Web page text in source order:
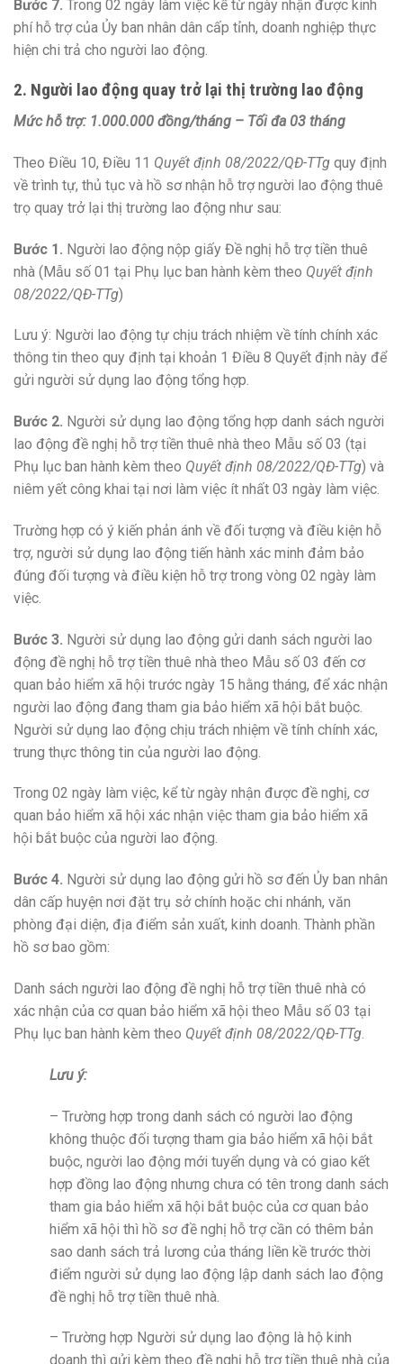
Bước 7. Trong 02 ngày làm việc kể từ ngày nhận được kinh
phí hỗ trợ của Ủy ban nhân dân cấp tỉnh, doanh nghiệp thực
hiện chi trả cho người lao động.
2. Người lao động quay trở lại thị trường lao động
Mức hỗ trợ: 1.000.000 đồng/tháng – Tối đa 03 tháng
Theo Điều 10, Điều 11 Quyết định 08/2022/QĐ-TTg quy định
về trình tự, thủ tục và hồ sơ nhận hỗ trợ người lao động thuê
trọ quay trở lại thị trường lao động như sau:
Bước 1. Người lao động nộp giấy Đề nghị hỗ trợ tiền thuê
nhà (Mẫu số 01 tại Phụ lục ban hành kèm theo Quyết định
08/2022/QĐ-TTg)
Lưu ý: Người lao động tự chịu trách nhiệm về tính chính xác
thông tin theo quy định tại khoản 1 Điều 8 Quyết định này để
gửi người sử dụng lao động tổng hợp.
Bước 2. Người sử dụng lao động tổng hợp danh sách người
lao động đề nghị hỗ trợ tiền thuê nhà theo Mẫu số 03 (tại
Phụ lục ban hành kèm theo Quyết định 08/2022/QĐ-TTg) và
niêm yết công khai tại nơi làm việc ít nhất 03 ngày làm việc.
Trường hợp có ý kiến phản ánh về đối tượng và điều kiện hỗ
trợ, người sử dụng lao động tiến hành xác minh đảm bảo
đúng đối tượng và điều kiện hỗ trợ trong vòng 02 ngày làm
việc.
Bước 3. Người sử dụng lao động gửi danh sách người lao
động đề nghị hỗ trợ tiền thuê nhà theo Mẫu số 03 đến cơ
quan bảo hiểm xã hội trước ngày 15 hằng tháng, đểxác nhận
người lao động đang tham gia bảo hiểm xã hội bắt buộc.
Người sử dụng lao động chịu trách nhiệm về tính chính xác,
trung thực thông tin của người lao động.
Trong 02 ngày làm việc, kể từ ngày nhận được đề nghị, cơ
quan bảo hiểm xã hội xác nhận việc tham gia bảo hiểm xã
hội bắt buộc của người lao động.
Bước 4. Người sử dụng lao động gửi hồ sơđến Ủy ban nhân
dân cấp huyện nơi đặt trụ sở chính hoặc chi nhánh, văn
phòng đại diện, địa điểm sản xuất, kinh doanh. Thành phần
hồ sơ bao gồm:
Danh sách người lao động đề nghị hỗ trợ tiền thuê nhà có
xác nhận của cơ quan bảo hiểm xã hội theo Mẫu số 03 tại
Phụ lục ban hành kèm theo Quyết định 08/2022/QĐ-TTg.
Lưu ý:
– Trường hợp trong danh sách có người lao động
không thuộc đối tượng tham gia bảo hiểm xã hội bắt
buộc, người lao động mới tuyển dụng và có giao kết
hợp đồng lao động nhưng chưa có tên trong danh sách
tham gia bảo hiểm xã hội bắt buộc của cơ quan bảo
hiểm xã hội thì hồ sơ đề nghị hỗ trợ cần có thêm bản
sao danh sách trả lương của tháng liền kề trước thời
điểm người sử dụng lao động lập danh sách lao động
đề nghị hỗ trợ tiền thuê nhà.
– Trường hợp Người sử dụng lao động là hộ kinh
doanh thì gửi kèm theo đề nghị hỗ trợ tiền thuê nhà của